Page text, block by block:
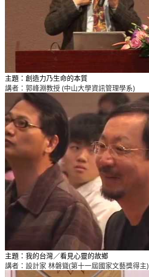
主題：創造力乃生命的本質
講者：郭峰淵教授 (中山大學資訊管理學系)
主題：我的台灣／看見心靈的故鄉
講者：設計家 林磐聳(第十一屆國家文藝獎得主)